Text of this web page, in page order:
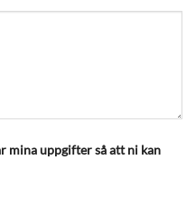
mina uppgifter så att ni kan